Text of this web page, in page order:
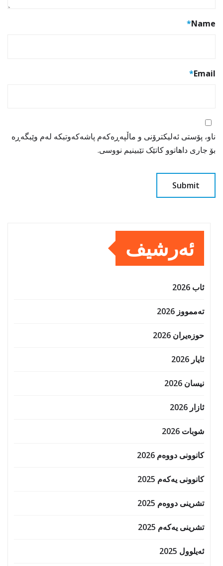
Name
*
Email
*
ناو، پۆستی ئەلیکترۆنی و ماڵپەڕەکەم پاشەکەوتبکە لەم وێبگەڕە
بۆ جاری داهاتوو کاتێک تێبینیم نووسی.
ئەرشیف
ئاب 2026
تەممووز 2026
حوزه‌یران 2026
ئایار 2026
نیسان 2026
ئازار 2026
شوبات 2026
کانوونی دووەم 2026
کانوونی یەکەم 2025
تشرینی دووەم 2025
تشرینی یەکەم 2025
ئەیلوول 2025